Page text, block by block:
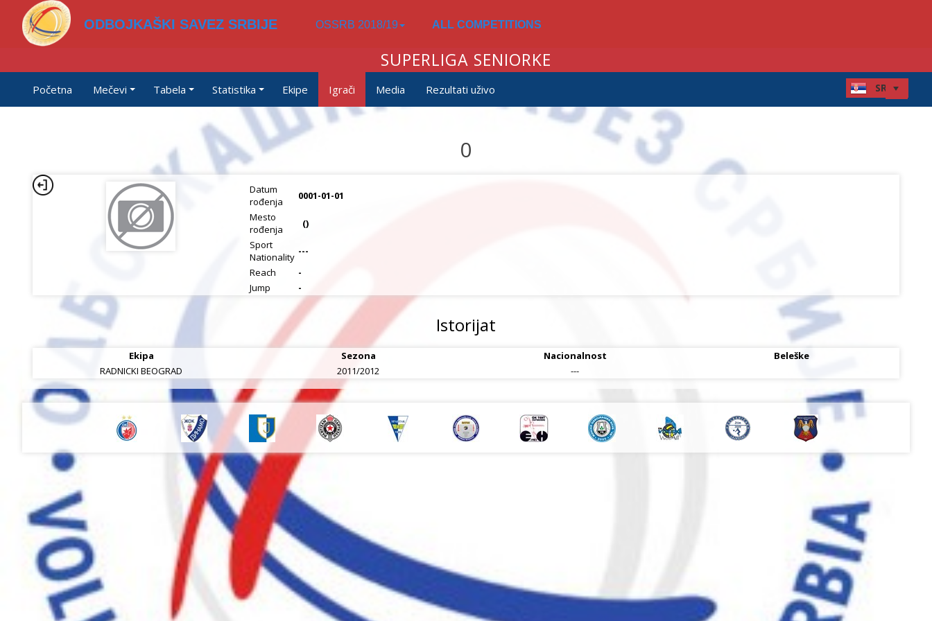
ODBOJKAŠKI SAVEZ SRBIJE OSSRB 2018/19 ALL COMPETITIONS
SUPERLIGA SENIORKE
Početna Mečevi Tabela Statistika Ekipe Igrači Media Rezultati uživo
0
Datum
rođenja
0001-01-01
Mesto
rođenja
()
Sport
Nationality ---
Reach
-
Jump
-
Istorijat
Ekipa Sezona Nacionalnost
Beleške
RADNICKI BEOGRAD
2011/2012 ---